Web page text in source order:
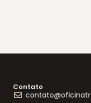
Contato